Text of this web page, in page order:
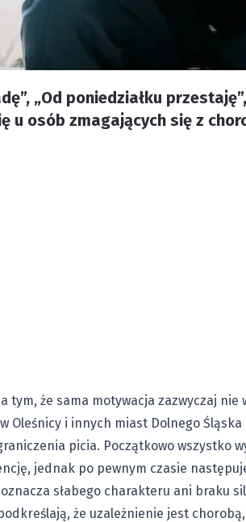
„Od poniedziałku
u osób zmagających się z
tym, że sama motywacja zazwyczaj nie
Oleśnicy i innych miast Dolnego
picia. Początkowo wszystko
jednak po pewnym czasie
słabego charakteru ani braku
że uzależnienie jest